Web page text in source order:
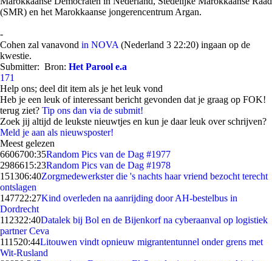
(SMR) en het Marokkaanse jongerencentrum Argan.
-
Cohen zal vanavond in NOVA (Nederland 3 22:20) ingaan op de
kwestie.
Submitter: Bron: Het Parool e.a
171
Help ons; deel dit item als je het leuk vond
Heb je een leuk of interessant bericht gevonden dat je graag op FOK!
terug ziet? Tip ons dan via de submit!
Zoek jij altijd de leukste nieuwtjes en kun je daar leuk over schrijven?
Meld je aan als nieuwsposter!
Meest gelezen
6606700:35Random Pics van de Dag #1977
2986615:23Random Pics van de Dag #1978
151306:40Zorgmedewerkster die 's nachts haar vriend bezocht terecht
ontslagen
147722:27Kind overleden na aanrijding door AH-bestelbus in
Dordrecht
112322:40Datalek bij Bol en de Bijenkorf na cyberaanval op logistiek
partner Ceva
111520:44Litouwen vindt opnieuw migrantentunnel onder grens met
Wit-Rusland